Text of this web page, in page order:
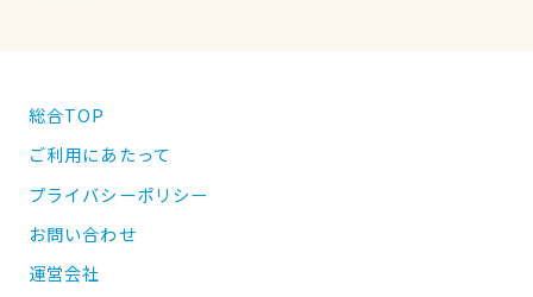
総合TOP
ご利用にあたって
プライバシーポリシー
お問い合わせ
運営会社